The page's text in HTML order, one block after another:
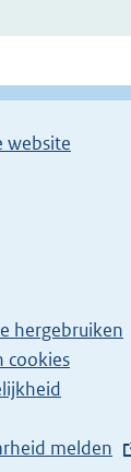
website
hergebruiken
cookies
melden